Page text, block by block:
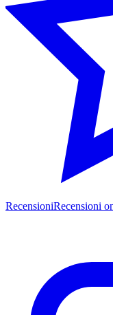
RecensioniRecensioni